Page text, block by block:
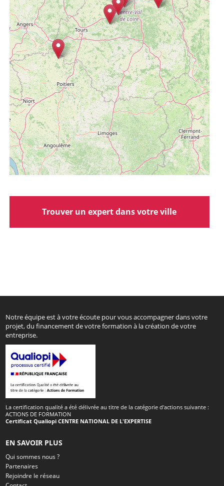
Trouver un expert dans votre ville
Notre équipe est à votre écoute pour vous accompagner dans votre
projet, du financement de votre formation à la création de votre
entreprise.
La certification qualité a été délivrée au titre de la catégorie d'actions suivante :
ACTIONS DE FORMATION
Certificat Qualiopi CENTRE NATIONAL DE L'EXPERTISE
EN SAVOIR PLUS
Qui sommes nous ?
Partenaires
Rejoindre le réseau